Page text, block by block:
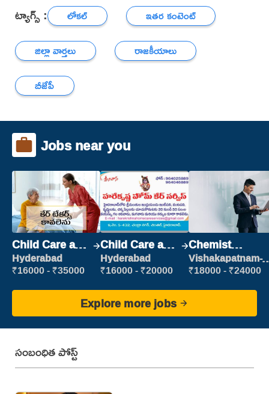
ట్యాగ్స్ : లోకల్
ఇతర కంటెంట్
జిల్లా వార్తలు
రాజకీయాలు
బీజేపీ
Jobs near you
Child Care and
Patient care
Hyderabad
₹16000 - ₹35000
Child Care and
Patient care
Hyderabad
₹16000 - ₹20000
Chemist
Production
Executive
Vishakapatnam-
new
₹18000 - ₹24000
Explore more jobs
సంబంధిత పోస్ట్